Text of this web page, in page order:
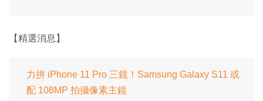
【精選消息】
力拼 iPhone 11 Pro 三鏡！Samsung Galaxy S11 或
配 108MP 拍攝像素主鏡